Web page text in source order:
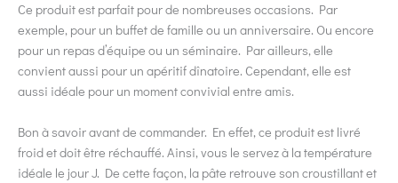
Ce produit est parfait pour de nombreuses occasions. Par
exemple, pour un buffet de famille ou un anniversaire. Ou encore
pour un repas d’équipe ou un séminaire. Par ailleurs, elle
convient aussi pour un apéritif dînatoire. Cependant, elle est
aussi idéale pour un moment convivial entre amis.
Bon à savoir avant de commander. En effet, ce produit est livré
froid et doit être réchauffé. Ainsi, vous le servez à la température
idéale le jour J. De cette façon, la pâte retrouve son croustillant et